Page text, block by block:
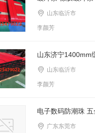
山东临沂市
李颜芳
山东济宁1400mm
山东临沂市
李颜芳
电子数码防潮珠
广东东莞市